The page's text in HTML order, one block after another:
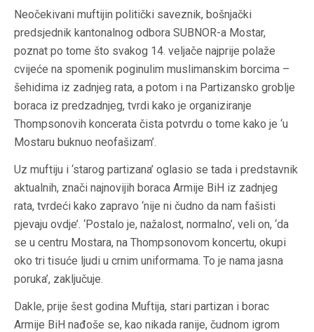
Neočekivani muftijin politički saveznik, bošnjački
predsjednik kantonalnog odbora SUBNOR-a Mostar,
poznat po tome što svakog 14. veljače najprije polaže
cvijeće na spomenik poginulim muslimanskim borcima –
šehidima iz zadnjeg rata, a potom i na Partizansko groblje
boraca iz predzadnjeg, tvrdi kako je organiziranje
Thompsonovih koncerata čista potvrdu o tome kako je ‘u
Mostaru buknuo neofašizam’.
Uz muftiju i ‘starog partizana’ oglasio se tada i predstavnik
aktualnih, znači najnovijih boraca Armije BiH iz zadnjeg
rata, tvrdeći kako zapravo ‘nije ni čudno da nam fašisti
pjevaju ovdje’. ‘Postalo je, nažalost, normalno’, veli on, ‘da
se u centru Mostara, na Thompsonovom koncertu, okupi
oko tri tisuće ljudi u crnim uniformama. To je nama jasna
poruka’, zaključuje.
Dakle, prije šest godina Muftija, stari partizan i borac
Armije BiH nađoše se, kao nikada ranije, čudnom igrom